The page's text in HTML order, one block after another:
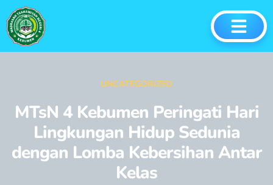
UNCATEGORIZED
MTsN 4 Kebumen Peringati Hari
Lingkungan Hidup Sedunia
dengan Lomba Kebersihan Antar
Kelas